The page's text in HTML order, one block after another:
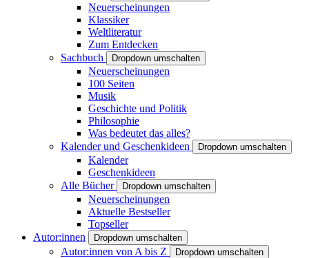
Neuerscheinungen
Klassiker
Weltliteratur
Zum Entdecken
Sachbuch
Dropdown umschalten
Neuerscheinungen
100 Seiten
Musik
Geschichte und Politik
Philosophie
Was bedeutet das alles?
Kalender und Geschenkideen
Dropdown umschalten
Kalender
Geschenkideen
Alle Bücher
Dropdown umschalten
Neuerscheinungen
Aktuelle Bestseller
Topseller
Autor:innen
Dropdown umschalten
Autor:innen von A bis Z Dropdown umschalten